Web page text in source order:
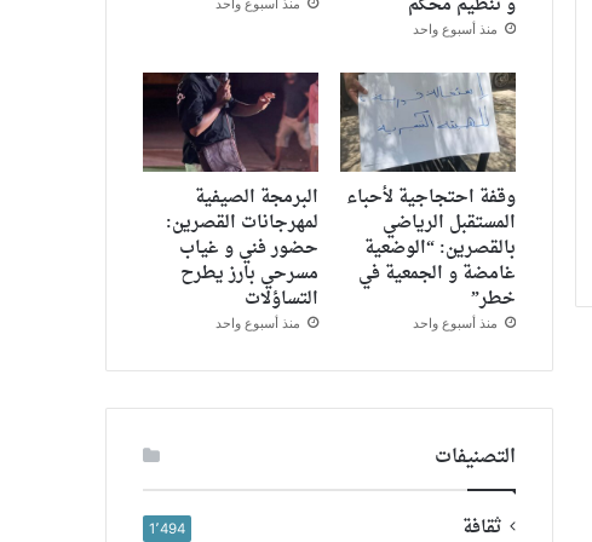
منذ أسبوع واحد
منذ أسبوع واحد
وقفة احتجاجية لأحباء
المستقبل الرياضي
بالقصرين: “الوضعية
غامضة و الجمعية في
خطر”
منذ أسبوع واحد
البرمجة الصيفية
لمهرجانات القصرين:
حضور فني و غياب
مسرحي بارز يطرح
التساؤلات
منذ أسبوع واحد
التصنيفات
ثقافة 1٬494